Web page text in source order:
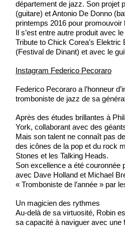
département de jazz. Son projet
(guitare) et Antonio De Donno
printemps 2016 pour promouvoir
Il s’est entre autre produit avec
Tribute to Chick Corea’s
(Festival de Dinant) et avec le
Instagram Federico Pecoraro
Federico Pecoraro a l’honneur
tromboniste de jazz de sa
Après des études brillantes à
York, collaborant avec des
Mais son talent ne connaît pas
des icônes de la pop et du rock
Stones et les Talking Heads.
Son excellence a été
avec Dave Holland et Michael
« Tromboniste de l’année » par
Un magicien des rythmes
Au-delà de sa virtuosité, Robin
sa capacité à naviguer avec une